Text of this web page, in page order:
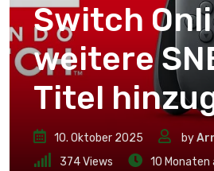
Switch
weitere
Titel
10. Oktober 2025 by
374Views 10 Monaten